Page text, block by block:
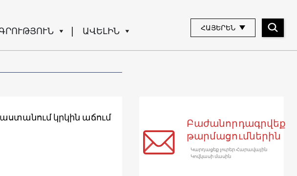
ԱՎԵԼԻՆ ՀԱՅԵՐԵՆ
կրկին աճում
Բաժանորդագրվեք
թարմացումներին
Կարդացեք լուրեր Հարավային
Կովկասի մասին